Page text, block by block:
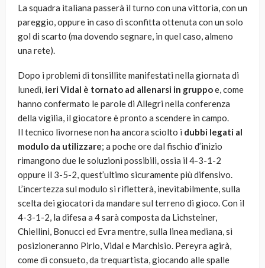
La squadra italiana passerà il turno con una vittoria, con un
pareggio, oppure in caso di sconfitta ottenuta con un solo
gol di scarto (ma dovendo segnare, in quel caso, almeno
una rete).
Dopo i problemi di tonsillite manifestati nella giornata di
lunedì, ieri Vidal è tornato ad allenarsi in gruppoe, come
hanno confermato le parole di Allegri nella conferenza
della vigilia, il giocatore è pronto a scendere in campo.
Il tecnico livornese non ha ancora sciolto i dubbi legati al
modulo da utilizzare; a poche ore dal fischio d’inizio
rimangono due le soluzioni possibili, ossia il 4-3-1-2
oppure il 3-5-2, quest’ultimo sicuramente più difensivo.
L’incertezza sul modulo si rifletterà, inevitabilmente, sulla
scelta dei giocatori da mandare sul terreno di gioco. Con il
4-3-1-2, la difesa a 4 sarà composta da Lichsteiner,
Chiellini, Bonucci ed Evra mentre, sulla linea mediana, si
posizioneranno Pirlo, Vidal e Marchisio. Pereyra agirà,
come di consueto, da trequartista, giocando alle spalle